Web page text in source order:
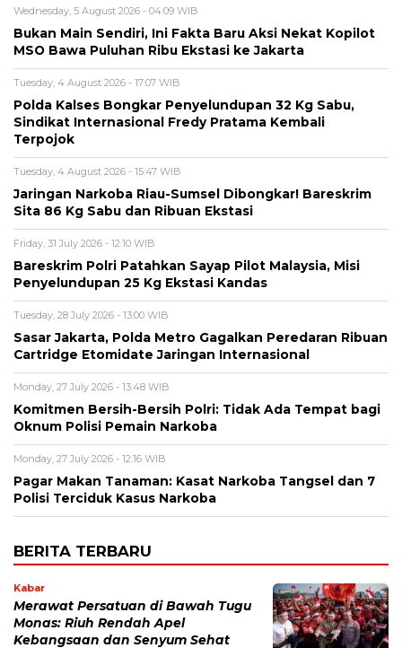
Wednesday, 5 August 2026 - 04:09 WIB
Bukan Main Sendiri, Ini Fakta Baru Aksi Nekat Kopilot
MSO Bawa Puluhan Ribu Ekstasi ke Jakarta
Tuesday, 4 August 2026 - 17:07 WIB
Polda Kalses Bongkar Penyelundupan 32 Kg Sabu,
Sindikat Internasional Fredy Pratama Kembali
Terpojok
Tuesday, 4 August 2026 - 15:47 WIB
Jaringan Narkoba Riau-Sumsel Dibongkar! Bareskrim
Sita 86 Kg Sabu dan Ribuan Ekstasi
Friday, 31 July 2026 - 12:10 WIB
Bareskrim Polri Patahkan Sayap Pilot Malaysia, Misi
Penyelundupan 25 Kg Ekstasi Kandas
Tuesday, 28 July 2026 - 13:00 WIB
Sasar Jakarta, Polda Metro Gagalkan Peredaran Ribuan
Cartridge Etomidate Jaringan Internasional
Monday, 27 July 2026 - 13:48 WIB
Komitmen Bersih-Bersih Polri: Tidak Ada Tempat bagi
Oknum Polisi Pemain Narkoba
Monday, 27 July 2026 - 12:16 WIB
Pagar Makan Tanaman: Kasat Narkoba Tangsel dan 7
Polisi Terciduk Kasus Narkoba
BERITA TERBARU
Kabar
Merawat Persatuan di Bawah Tugu
Monas: Riuh Rendah Apel
Kebangsaan dan Senyum Sehat